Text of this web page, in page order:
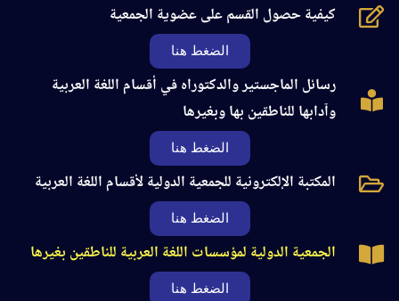
كيفية حصول القسم على عضوية الجمعية
الضغط هنا
رسائل الماجستير والدكتوراه في أقسام اللغة العربية
وآدابها للناطقين بها وبغيرها
الضغط هنا
المكتبة الإلكترونية للجمعية الدولية لأقسام اللغة العربية
الضغط هنا
الجمعية الدولية لمؤسسات اللغة العربية للناطقين بغيرها
الضغط هنا